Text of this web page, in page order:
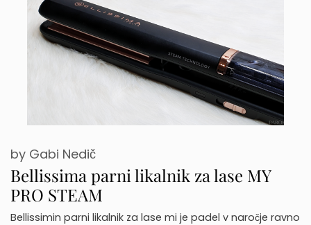
Bellissima parni likalnik za lase MY
PRO STEAM
by Gabi Nedič
Bellissimin parni likalnik za lase mi je padel v naročje ravno